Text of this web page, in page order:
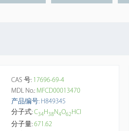
CAS 号: 17696-69-4
MDL No.: MFCD00013470
产品编号: H849345
分子式: C34H38N4O62 HCl
分子量: 671.62